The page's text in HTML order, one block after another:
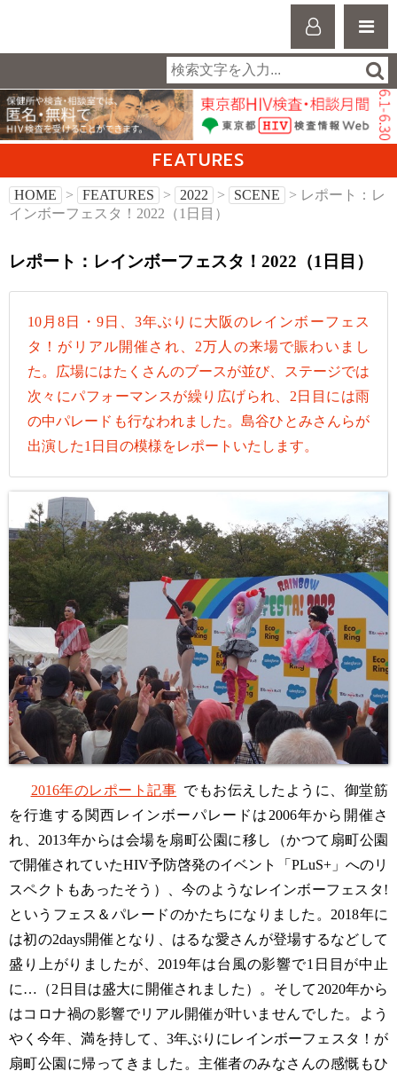
FEATURES
HOME > FEATURES > 2022 > SCENE
> レポート：レ
インボーフェスタ！2022（1日目）
レポート：レインボーフェスタ！2022（1日目）
10月8日・9日、3年ぶりに大阪のレインボーフェス
タ！がリアル開催され、2万人の来場で賑わいまし
た。広場にはたくさんのブースが並び、ステージでは
次々にパフォーマンスが繰り広げられ、2日目には雨
の中パレードも行なわれました。島谷ひとみさんらが
出演した1日目の模様をレポートいたします。
2016年のレポート記事 でもお伝えしたように、御堂筋
を行進する関西レインボーパレードは2006年から開催さ
れ、2013年からは会場を扇町公園に移し（かつて扇町公園
で開催されていたHIV予防啓発のイベント「PLuS+」へのリ
スペクトもあったそう）、今のようなレインボーフェスタ!
というフェス＆パレードのかたちになりました。2018年に
は初の2days開催となり、はるな愛さんが登場するなどして
盛り上がりましたが、2019年は台風の影響で1日目が中止
に…（2日目は盛大に開催されました）。そして2020年から
はコロナ禍の影響でリアル開催が叶いませんでした。よう
やく今年、満を持して、3年ぶりにレインボーフェスタ！が
扇町公園に帰ってきました。主催者のみなさんの感慨もひ